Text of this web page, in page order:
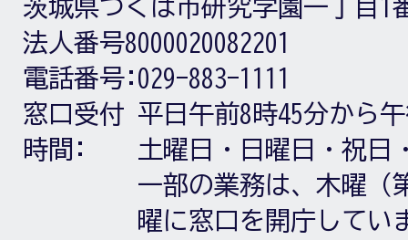
茨城県つくば市研究学園一丁目1
法人番号8000020082201
電話番号: 029-883-1111
窓口受付
時間:
平日午前8時45分から
土曜日・日曜日・祝日
一部の業務は、木曜（
曜に窓口を開庁してい